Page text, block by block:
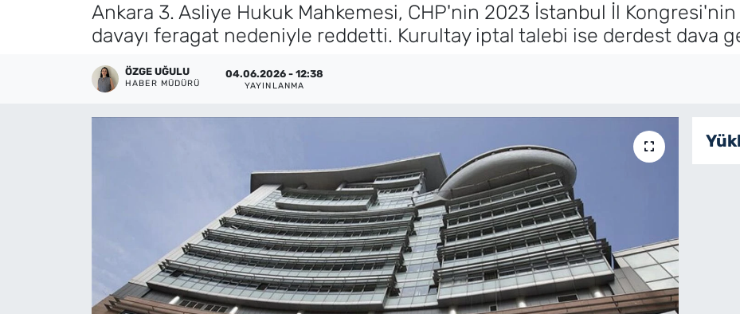
Ankara 3. Asliye Hukuk Mahkemesi, CHP'nin 2023 İstanbul İl
davayı feragat nedeniyle reddetti. Kurultay iptal talebi ise derdest dava
ÖZGE UĞULU
HABER MÜDÜRÜ
04.06.2026 - 12:38
YAYINLANMA